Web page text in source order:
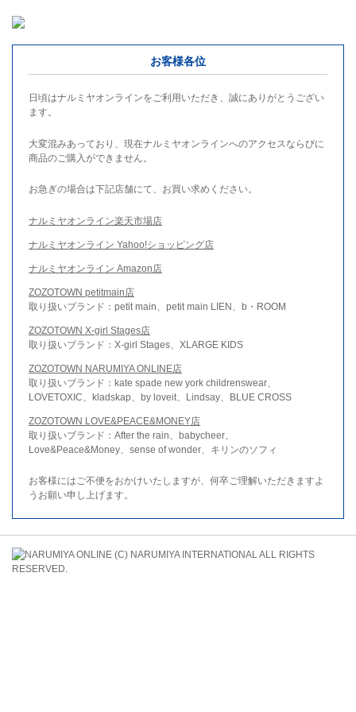
お客様各位
日頃はナルミヤオンラインをご利用いただき、誠にありがとうござい
ます。
大変混みあっており、現在ナルミヤオンラインへのアクセスならびに
商品のご購入ができません。
お急ぎの場合は下記店舗にて、お買い求めください。
ナルミヤオンライン楽天市場店
ナルミヤオンライン Yahoo!ショッピング店
ナルミヤオンライン Amazon店
ZOZOTOWN petitmain店
取り扱いブランド：petit main、petit main LIEN、b・ROOM
ZOZOTOWN X-girl Stages店
取り扱いブランド：X-girl Stages、XLARGE KIDS
ZOZOTOWN NARUMIYA ONLINE店
取り扱いブランド：kate spade new york childrenswear、
LOVETOXIC、kladskap、by loveit、Lindsay、BLUE CROSS
ZOZOTOWN LOVE&PEACE&MONEY店
取り扱いブランド：After the rain、babycheer、
Love&Peace&Money、sense of wonder、キリンのソフィ
お客様にはご不便をおかけいたしますが、何卒ご理解いただきますよ
うお願い申し上げます。